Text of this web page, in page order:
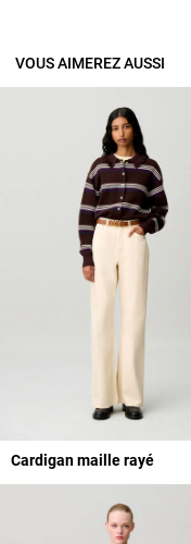
VOUS AIMEREZ AUSSI
Cardigan maille rayé